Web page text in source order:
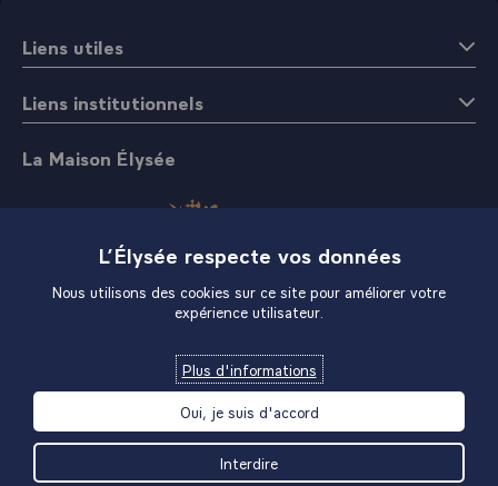
Liens utiles
Liens institutionnels
La Maison Élysée
L’Élysée respecte vos données
Nous utilisons des cookies sur ce site pour améliorer votre
expérience utilisateur.
Plus d'informations
Oui, je suis d'accord
Interdire